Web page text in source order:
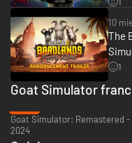
Jeśli marzy ci się więcej niż
3 możesz zaprosić do trzech
koopie, by razem siać
się kolegować. Bez obaw, do
nie musisz się martwić, że
10
The
1
Goat Simulator
Goat Simulator: Remastered -
2024